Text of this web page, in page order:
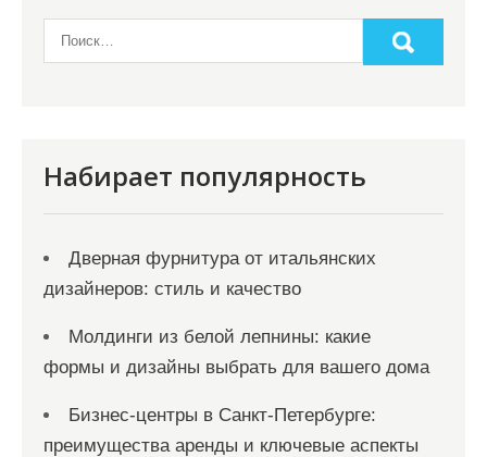
Набирает популярность
Дверная фурнитура от итальянских
дизайнеров: стиль и качество
Молдинги из белой лепнины: какие
формы и дизайны выбрать для вашего дома
Бизнес-центры в Санкт-Петербурге:
преимущества аренды и ключевые аспекты